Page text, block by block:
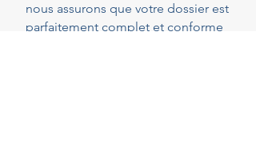
nous assurons que votre dossier est
parfaitement complet et conforme